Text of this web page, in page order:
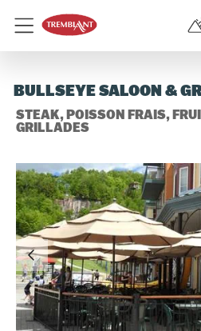
Menu
BULLSEYE SALOON &
STEAK, POISSON FRAIS,
GRILLADES